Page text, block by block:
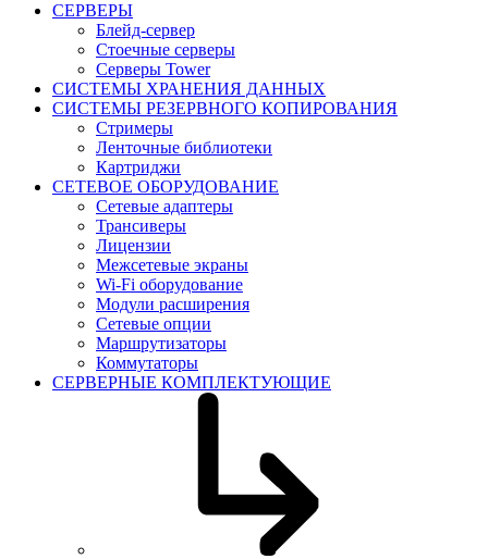
СЕРВЕРЫ
Блейд-сервер
Стоечные серверы
Серверы Tower
СИСТЕМЫ ХРАНЕНИЯ ДАННЫХ
СИСТЕМЫ РЕЗЕРВНОГО КОПИРОВАНИЯ
Стримеры
Ленточные библиотеки
Картриджи
СЕТЕВОЕ ОБОРУДОВАНИЕ
Сетевые адаптеры
Трансиверы
Лицензии
Межсетевые экраны
Wi-Fi оборудование
Модули расширения
Сетевые опции
Маршрутизаторы
Коммутаторы
СЕРВЕРНЫЕ КОМПЛЕКТУЮЩИЕ